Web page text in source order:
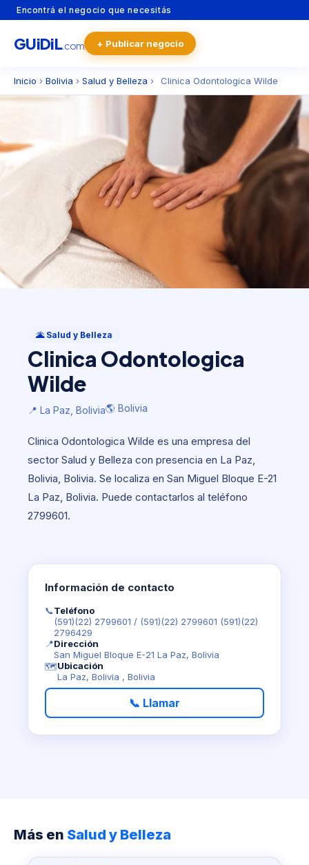
Encontrá el negocio que necesitás
GUiDiL.com + Publicar negocio
Inicio › Bolivia › Salud y Belleza › Clinica Odontologica Wilde
Clinica Odontologica Wilde
📍 La Paz, Bolivia🌎 Bolivia
🌋 Salud y Belleza
Clinica Odontologica
Wilde
📍 La Paz, Bolivia🌎 Bolivia
Clinica Odontologica Wilde es una empresa del
sector Salud y Belleza con presencia en La Paz,
Bolivia, Bolivia. Se localiza en San Miguel Bloque E-21
La Paz, Bolivia. Puede contactarlos al teléfono
2799601.
Información de contacto
📞Teléfono
(591)(22) 2799601 / (591)(22) 2799601 (591)(22)
2796429
📍Dirección
San Miguel Bloque E-21 La Paz, Bolivia
🗺️Ubicación
La Paz, Bolivia , Bolivia
📞 Llamar
Más en Salud y Belleza